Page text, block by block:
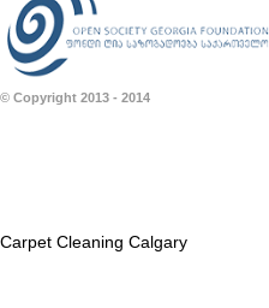
© Copyright 2013 - 2014
Carpet Cleaning Calgary